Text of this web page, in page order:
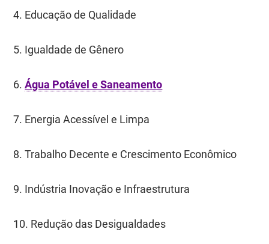
4. Educação de Qualidade
5. Igualdade de Gênero
6.Água Potável e Saneamento
7. Energia Acessível e Limpa
8. Trabalho Decente e Crescimento Econômico
9. Indústria Inovação e Infraestrutura
10. Redução das Desigualdades